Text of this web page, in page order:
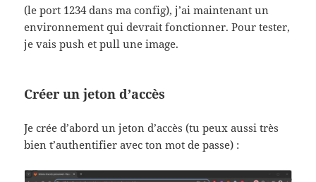
(le port 1234 dans ma config), j’ai maintenant un
environnement qui devrait fonctionner. Pour tester,
je vais push et pull une image.
Créer un jeton d’accès
Je crée d’abord un jeton d’accès (tu peux aussi très
bien t’authentifier avec ton mot de passe) :